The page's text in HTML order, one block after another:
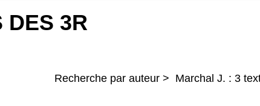
DES 3R
Recherche par auteur > Marchal J. : 3